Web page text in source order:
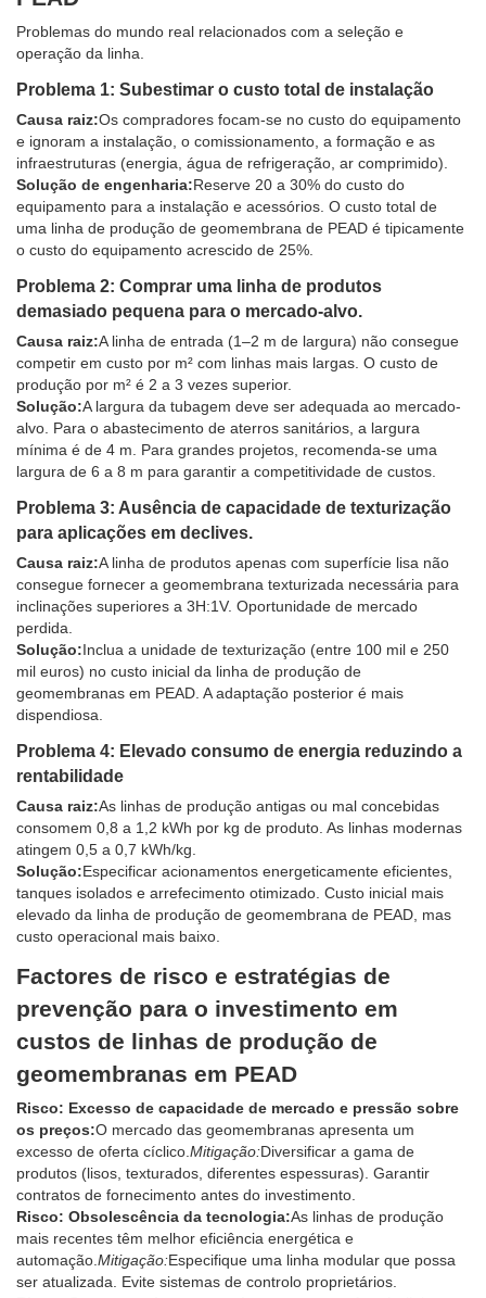
Problemas do mundo real relacionados com a seleção e
operação da linha.
Problema 1: Subestimar o custo total de instalação
Causa raiz:Os compradores focam-se no custo do equipamento
e ignoram a instalação, o comissionamento, a formação e as
infraestruturas (energia, água de refrigeração, ar comprimido).
Solução de engenharia:Reserve 20 a 30% do custo do
equipamento para a instalação e acessórios. O custo total de
uma linha de produção de geomembrana de PEAD é tipicamente
o custo do equipamento acrescido de 25%.
Problema 2: Comprar uma linha de produtos
demasiado pequena para o mercado-alvo.
Causa raiz:A linha de entrada (1–2 m de largura) não consegue
competir em custo por m² com linhas mais largas. O custo de
produção por m² é 2 a 3 vezes superior.
Solução:A largura da tubagem deve ser adequada ao mercado-
alvo. Para o abastecimento de aterros sanitários, a largura
mínima é de 4 m. Para grandes projetos, recomenda-se uma
largura de 6 a 8 m para garantir a competitividade de custos.
Problema 3: Ausência de capacidade de texturização
para aplicações em declives.
Causa raiz:A linha de produtos apenas com superfície lisa não
consegue fornecer a geomembrana texturizada necessária para
inclinações superiores a 3H:1V. Oportunidade de mercado
perdida.
Solução:Inclua a unidade de texturização (entre 100 mil e 250
mil euros) no custo inicial da linha de produção de
geomembranas em PEAD. A adaptação posterior é mais
dispendiosa.
Problema 4: Elevado consumo de energia reduzindo a
rentabilidade
Causa raiz:As linhas de produção antigas ou mal concebidas
consomem 0,8 a 1,2 kWh por kg de produto. As linhas modernas
atingem 0,5 a 0,7 kWh/kg.
Solução:Especificar acionamentos energeticamente eficientes,
tanques isolados e arrefecimento otimizado. Custo inicial mais
elevado da linha de produção de geomembrana de PEAD, mas
custo operacional mais baixo.
Factores de risco e estratégias de
prevenção para o investimento em
custos de linhas de produção de
geomembranas em PEAD
Risco: Excesso de capacidade de mercado e pressão sobre
os preços:O mercado das geomembranas apresenta um
excesso de oferta cíclico. Mitigação:Diversificar a gama de
produtos (lisos, texturados, diferentes espessuras). Garantir
contratos de fornecimento antes do investimento.
Risco: Obsolescência da tecnologia:As linhas de produção
mais recentes têm melhor eficiência energética e
automação. Mitigação:Especifique uma linha modular que possa
ser atualizada. Evite sistemas de controlo proprietários.